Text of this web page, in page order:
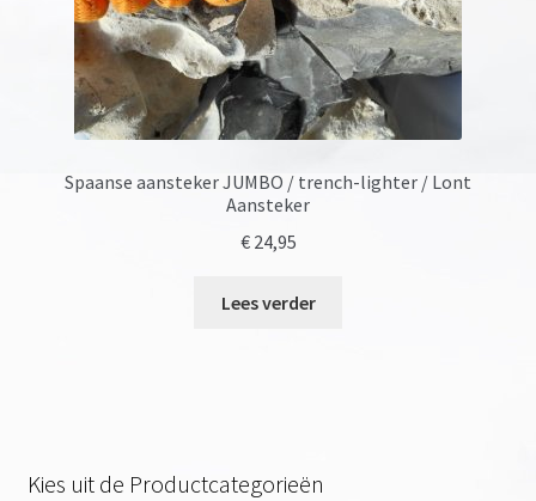
Spaanse aansteker JUMBO / trench-lighter / Lont
Aansteker
€24,95
Lees verder
Kies uit de Productcategorieën